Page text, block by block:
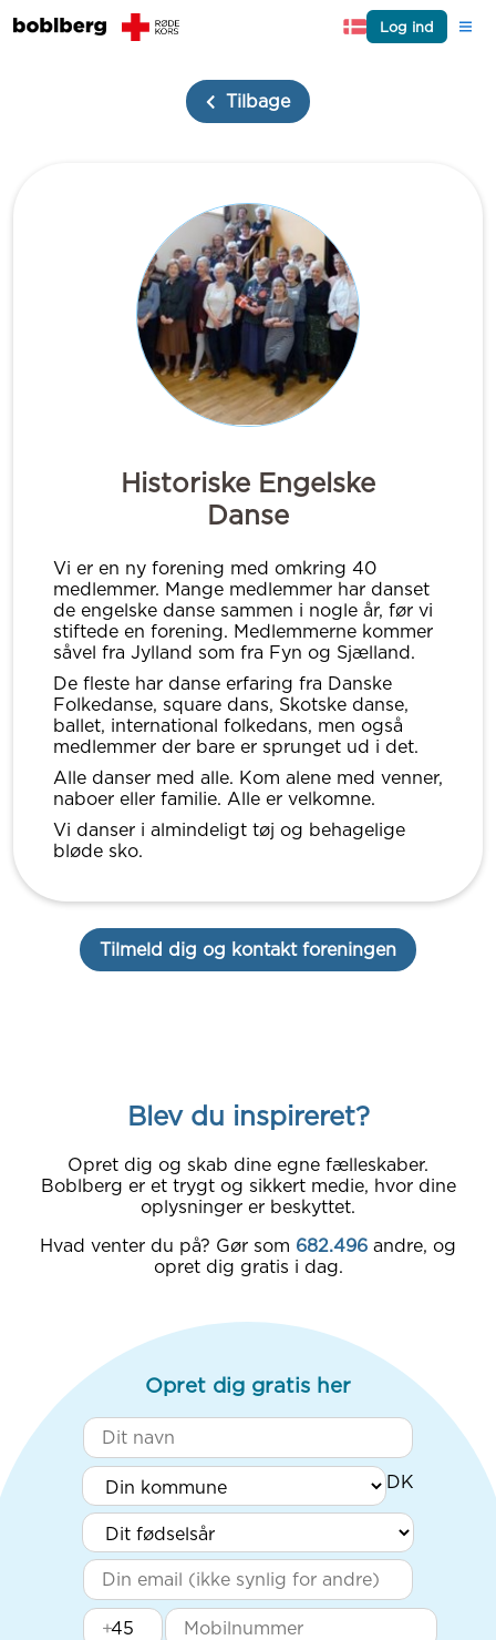
Log ind
Tilbage
Historiske Engelske
Danse
Vi er en ny forening med omkring 40
medlemmer. Mange medlemmer har danset
de engelske danse sammen i nogle år, før vi
stiftede en forening. Medlemmerne kommer
såvel fra Jylland som fra Fyn og Sjælland.
De fleste har danse erfaring fra Danske
Folkedanse, square dans, Skotske danse,
ballet, international folkedans, men også
medlemmer der bare er sprunget ud i det.
Alle danser med alle. Kom alene med venner,
naboer eller familie. Alle er velkomne.
Vi danser i almindeligt tøj og behagelige
bløde sko.
Tilmeld dig og kontakt foreningen
Blev du inspireret?
Opret dig og skab dine egne fælleskaber.
Boblberg er et trygt og sikkert medie, hvor dine
oplysninger er beskyttet.
Hvad venter du på? Gør som 682.496 andre, og
opret dig gratis i dag.
Opret dig gratis her
+